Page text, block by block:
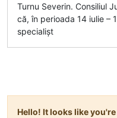
Turnu Severin. Consiliul
că, în perioada 14 iulie –
specialișt
Hello! It looks like